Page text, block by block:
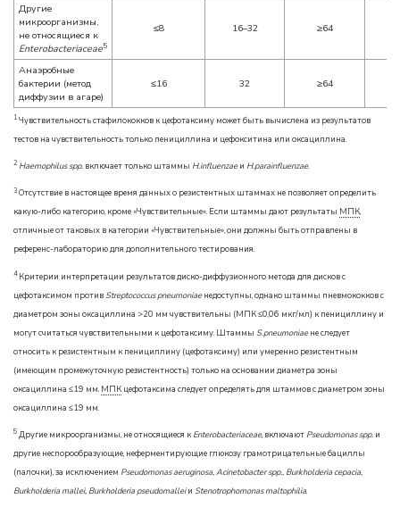
Другие
микроорганизмы,
не относящиеся к
Enterobacteriaceae5
≤8 16–32 ≥64
Анаэробные
бактерии (метод
диффузии в агаре)
≤16 32 ≥64
1 Чувствительность стафилококков к цефотаксиму может быть вычислена из результатов
тестов на чувствительность только пенициллина и цефокситина или оксациллина.
2 Haemophilus spp. включает только штаммы H.influenzaeи H.parainfluenzae.
3 Отсутствие в настоящее время данных о резистентных штаммах не позволяет определить
какую-либо категорию, кроме «Чувствительные». Если штаммы дают результаты МПК,
отличные от таковых в категории «Чувствительные», они должны быть отправлены в
референс-лабораторию для дополнительного тестирования.
4Критерии интерпретации результатов диско-диффузионного метода для дисков с
цефотаксимом противStreptococcus pneumoniaeнедоступны, однако штаммы пневмококков с
диаметром зоны оксациллина >20 мм чувствительны (МПК ≤0,06 мкг/мл) к пенициллину и
могут считаться чувствительными к цефотаксиму. Штаммы S.pneumoniaeне следует
относить к резистентным к пенициллину (цефотаксиму) или умеренно резистентным
(имеющим промежуточную резистентность) только на основании диаметра зоны
оксациллина ≤19 мм. МПК цефотаксима следует определять для штаммов с диаметром зоны
оксациллина ≤19 мм.
5 Другие микроорганизмы, не относящиеся к Enterobacteriaceae, включают Pseudomonas spp. и
другие неспорообразующие, неферментирующие глюкозу грамотрицательные бациллы
(палочки), за исключением Pseudomonas aeruginosa, Acinetobacter spp., Burkholderia cepacia,
Burkholderia mallei, Burkholderia pseudomalleiи Stenotrophomonas maltophilia.